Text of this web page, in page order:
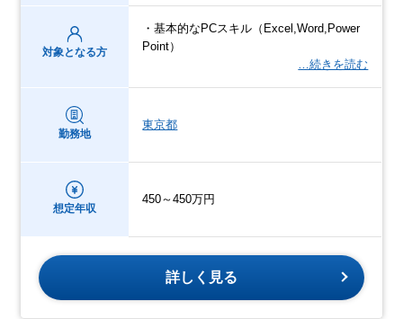
対象となる方
・基本的なPCスキル（Excel,Word,Power
Point）
…続きを読む
勤務地
東京都
想定年収
450～450万円
詳しく見る